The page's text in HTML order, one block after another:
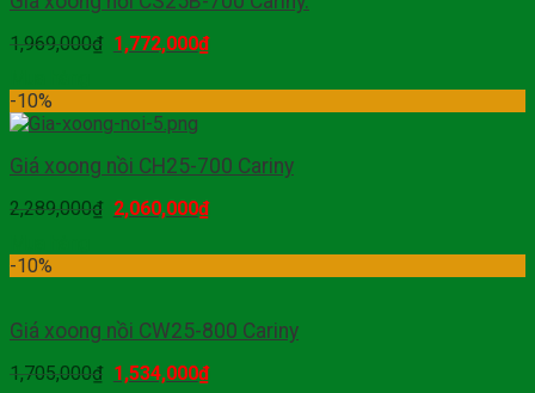
1,969,000₫ 1,772,000₫
-10%
Giá xoong nồi CH25-700 Cariny
2,289,000₫ 2,060,000₫
-10%
Giá xoong nồi CW25-800 Cariny
1,705,000₫ 1,534,000₫